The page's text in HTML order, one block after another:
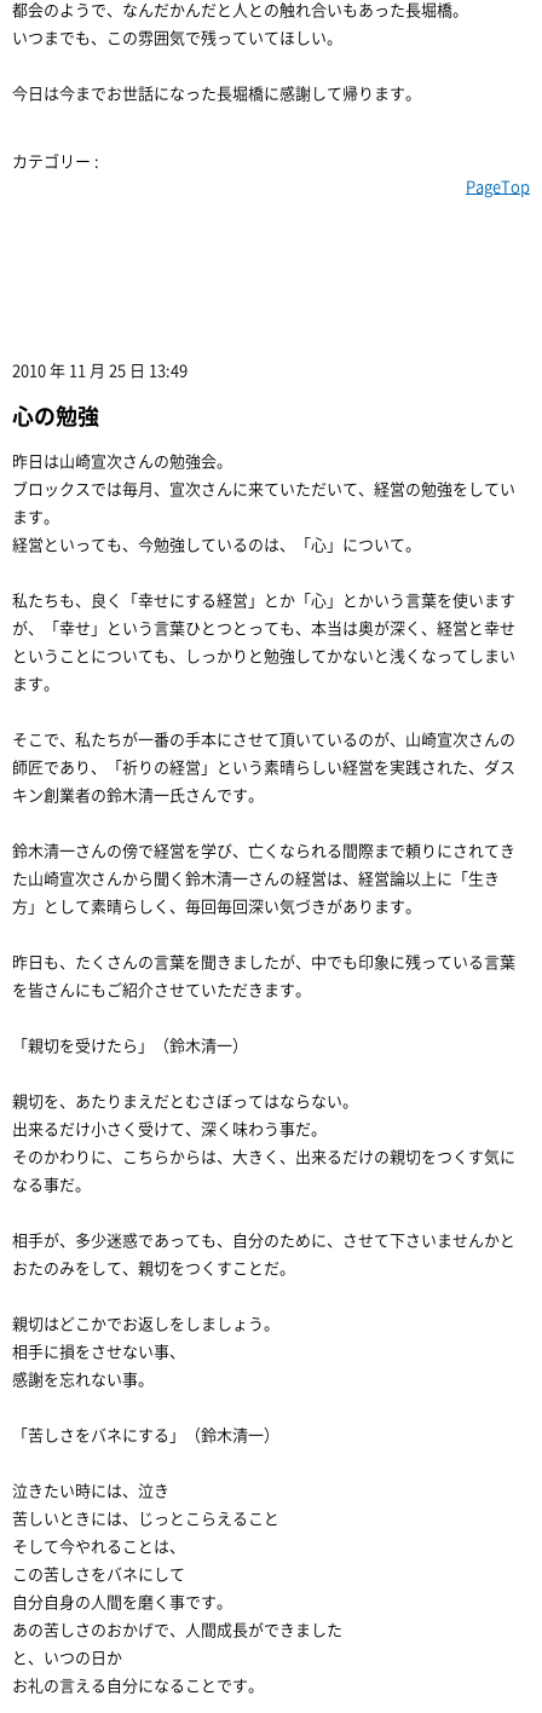
都会のようで、なんだかんだと人との触れ合いもあった長堀橋。
いつまでも、この雰囲気で残っていてほしい。
今日は今までお世話になった長堀橋に感謝して帰ります。
カテゴリー :
PageTop
2010 年 11 月 25 日 13:49
心の勉強
昨日は山崎宣次さんの勉強会。
ブロックスでは毎月、宣次さんに来ていただいて、経営の勉強をしてい
ます。
経営といっても、今勉強しているのは、「心」について。
私たちも、良く「幸せにする経営」とか「心」とかいう言葉を使います
が、「幸せ」という言葉ひとつとっても、本当は奥が深く、経営と幸せ
ということについても、しっかりと勉強してかないと浅くなってしまい
ます。
そこで、私たちが一番の手本にさせて頂いているのが、山崎宣次さんの
師匠であり、「祈りの経営」という素晴らしい経営を実践された、ダス
キン創業者の鈴木清一氏さんです。
鈴木清一さんの傍で経営を学び、亡くなられる間際まで頼りにされてき
た山崎宣次さんから聞く鈴木清一さんの経営は、経営論以上に「生き
方」として素晴らしく、毎回毎回深い気づきがあります。
昨日も、たくさんの言葉を聞きましたが、中でも印象に残っている言葉
を皆さんにもご紹介させていただきます。
「親切を受けたら」（鈴木清一）
親切を、あたりまえだとむさぼってはならない。
出来るだけ小さく受けて、深く味わう事だ。
そのかわりに、こちらからは、大きく、出来るだけの親切をつくす気に
なる事だ。
相手が、多少迷惑であっても、自分のために、させて下さいませんかと
おたのみをして、親切をつくすことだ。
親切はどこかでお返しをしましょう。
相手に損をさせない事、
感謝を忘れない事。
「苦しさをバネにする」（鈴木清一）
泣きたい時には、泣き
苦しいときには、じっとこらえること
そして今やれることは、
この苦しさをバネにして
自分自身の人間を磨く事です。
あの苦しさのおかげで、人間成長ができました
と、いつの日か
お礼の言える自分になることです。